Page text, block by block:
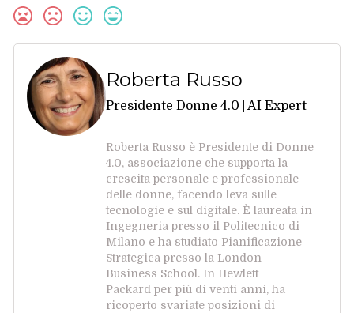
Roberta Russo
Presidente Donne 4.0 | AI Expert
Roberta Russo è Presidente di Donne
4.0, associazione che supporta la
crescita personale e professionale
delle donne, facendo leva sulle
tecnologie e sul digitale. È laureata in
Ingegneria presso il Politecnico di
Milano e ha studiato Pianificazione
Strategica presso la London
Business School. In Hewlett
Packard per più di venti anni, ha
ricoperto svariate posizioni di